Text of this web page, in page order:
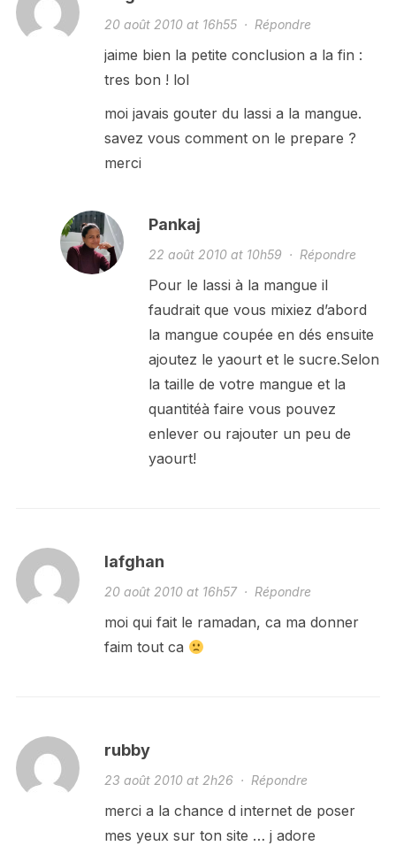
20 août 2010 at 16h55· Répondre
jaime bien la petite conclusion a la fin :
tres bon ! lol
moi javais gouter du lassi a la mangue.
savez vous comment on le prepare ?
merci
Pankaj
22 août 2010 at 10h59 · Répondre
Pour le lassi à la mangue il
faudrait que vous mixiez d’abord
la mangue coupée en dés ensuite
ajoutez le yaourt et le sucre.Selon
la taille de votre mangue et la
quantitéà faire vous pouvez
enlever ou rajouter un peu de
yaourt!
lafghan
20 août 2010 at 16h57· Répondre
moi qui fait le ramadan, ca ma donner
faim tout ca
rubby
23 août 2010 at 2h26· Répondre
merci a la chance d internet de poser
mes yeux sur ton site … j adore